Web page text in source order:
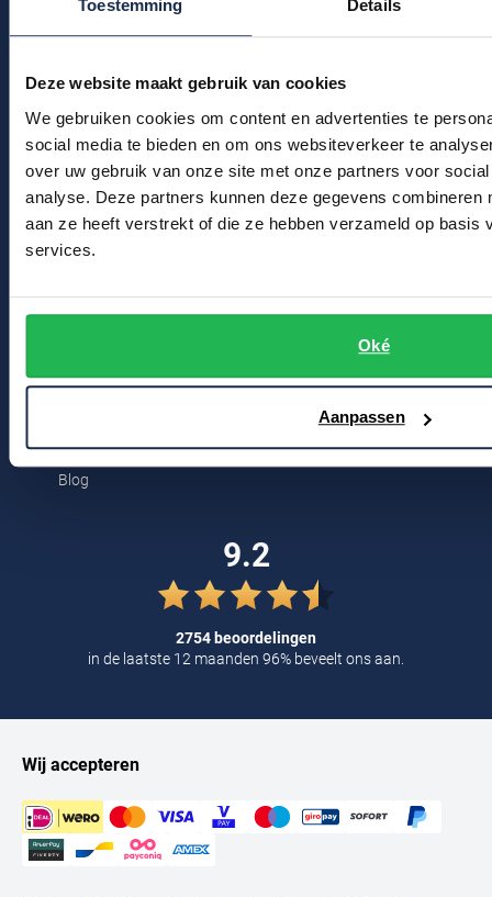
Toestemming Details
Deze website maakt gebruik van cookies
We gebruiken cookies om content en advertenties te
social media te bieden en om ons websiteverkeer te
over uw gebruik van onze site met onze partners voor
analyse. Deze partners kunnen deze gegevens combineren
aan ze heeft verstrekt of die ze hebben verzameld op basis
services.
Oké
Aanpassen
State of Art
Tommy Hilfiger
Vanguard
Replay
Reset
Roy Robson
Seidensticker
Slater
Superdry
Thomas Maine
Alle Merken
Klantenservice
Winkel
Winkel & Openingstijden
Contact
Bert Schrier Herenmode
Breestraat 152 - 154
Voor jou
Blog
9.2
2754 beoordelingen
in de laatste 12 maanden 96% beveelt ons aan.
Wij accepteren